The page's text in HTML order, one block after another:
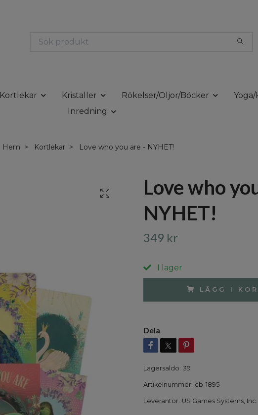
Kortlekar Kristaller Rökelser/Oljor/Böcker
Inredning
Hem Kortlekar Love who you are - NYHET!
Love who
NYHET!
349 kr
I lager
LÄGG I
Dela
Lagersaldo: 39
Artikelnummer: cb-1895
Leverantör: US Games Systems, Inc.